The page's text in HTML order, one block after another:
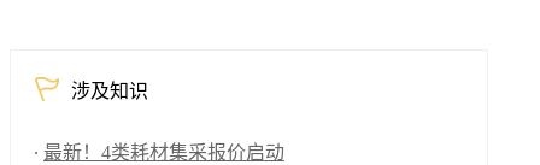
涉及知识
最新！4类耗材集采报价启动